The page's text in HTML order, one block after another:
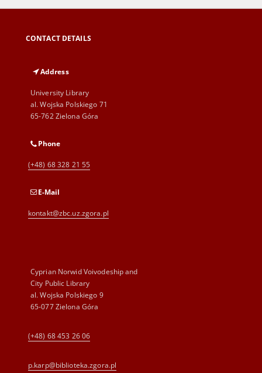
CONTACT DETAILS
Address
University Library
al. Wojska Polskiego 71
65-762 Zielona Góra
Phone
(+48) 68 328 21 55
E-Mail
kontakt@zbc.uz.zgora.pl
Cyprian Norwid Voivodeship and
City Public Library
al. Wojska Polskiego 9
65-077 Zielona Góra
(+48) 68 453 26 06
p.karp@biblioteka.zgora.pl